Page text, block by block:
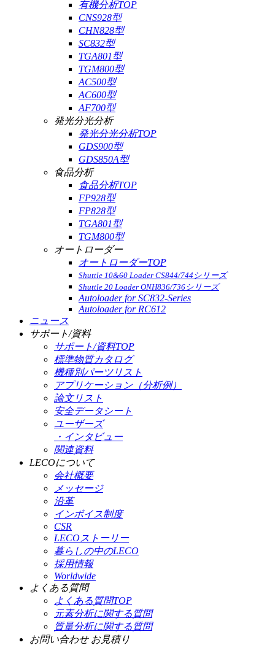
有機分析TOP
CNS928型
CHN828型
SC832型
TGA801型
TGM800型
AC500型
AC600型
AF700型
発光分光分析
発光分光分析TOP
GDS900型
GDS850A型
食品分析
食品分析TOP
FP928型
FP828型
TGA801型
TGM800型
オートローダー
オートローダーTOP
Shuttle 10&60 Loader CS844/744シリーズ
Shuttle 20 Loader ONH836/736シリーズ
Autoloader for SC832-Series
Autoloader for RC612
ニュース
サポート/資料
サポート/資料TOP
標準物質カタログ
機種別パーツリスト
アプリケーション（分析例）
論文リスト
安全データシート
ユーザーズ
・インタビュー
関連資料
LECOについて
会社概要
メッセージ
沿革
インボイス制度
CSR
LECOストーリー
暮らしの中のLECO
採用情報
Worldwide
よくある質問
よくある質問TOP
元素分析に関する質問
質量分析に関する質問
お問い合わせ お見積り